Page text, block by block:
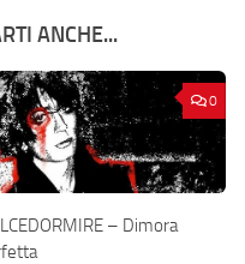
ANCHE...
0
– Dimora